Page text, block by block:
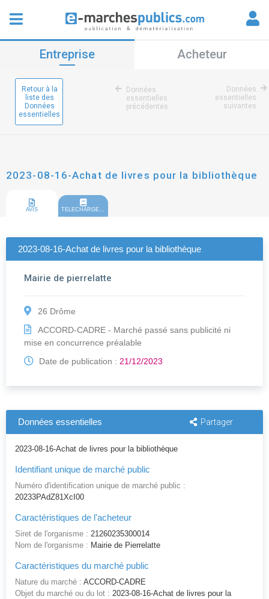
Entreprise Acheteur
Retour à la
liste des
Données
essentielles
Données
essentielles
précédentes
Données
essentielles
suivantes
2023-08-16-Achat de livres pour la bibliothèque
AVIS TELECHARGEMENT
2023-08-16-Achat de livres pour la bibliothèque
Mairie de pierrelatte
26 Drôme
ACCORD-CADRE - Marché passé sans publicité ni
mise en concurrence préalable
Date de publication : 21/12/2023
Données essentielles Partager
2023-08-16-Achat de livres pour la bibliothèque
Identifiant unique de marché public
Numéro d'identification unique de marché public :
20233PAdZ81XcI00
Caractéristiques de l'acheteur
Siret de l'organisme : 21260235300014
Nom de l'organisme : Mairie de Pierrelatte
Caractéristiques du marché public
Nature du marché : ACCORD-CADRE
Objet du marché ou du lot : 2023-08-16-Achat de livres pour la